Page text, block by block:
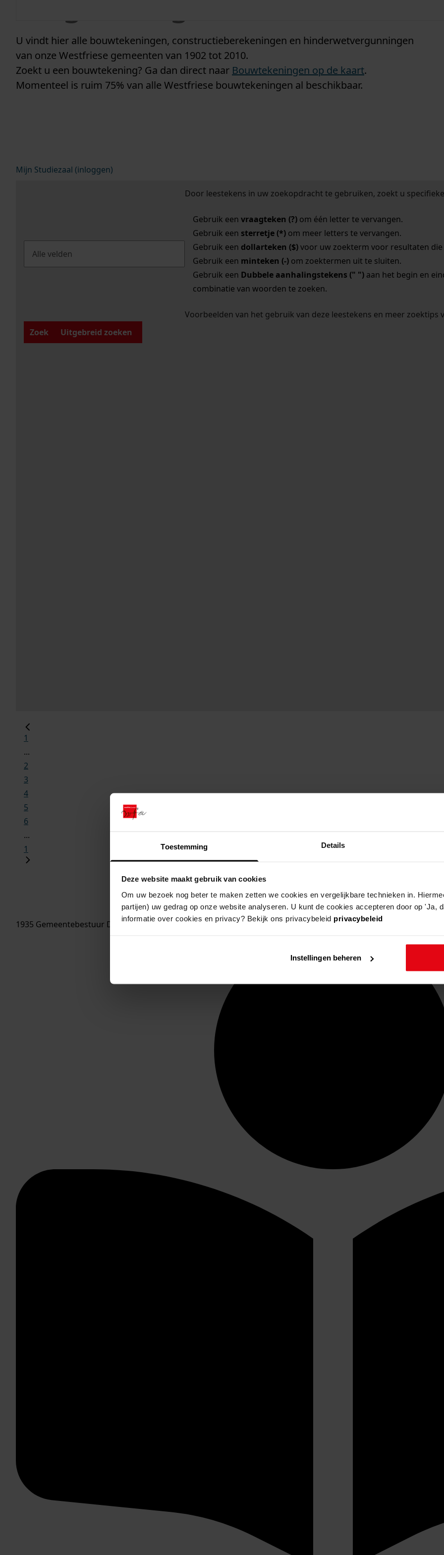
Toestemming Details
Deze website maakt gebruik van cookies
Om uw bezoek nog beter te maken zetten we cookies en vergelijkbare technieken in.
partijen) uw gedrag op onze website analyseren. U kunt de cookies accepteren door op 'Ja,
informatie over cookies en privacy? Bekijk ons privacybeleid privacybeleid
Instellingen beheren
U vindt hier alle bouwtekeningen, constructieberekeningen en hinderwetvergunningen
van onze Westfriese gemeenten van 1902 tot 2010.
Zoekt u een bouwtekening? Ga dan direct naar Bouwtekeningen op de kaart.
Momenteel is ruim 75% van alle Westfriese bouwtekeningen al beschikbaar.
Mijn Studiezaal (inloggen)
Door leestekens in uw zoekopdracht te gebruiken, zoekt u
Gebruik een vraagteken (?)om één letter te vervangen.
Gebruik een sterretje (*)om meer letters te vervangen.
Gebruik een dollarteken ($)voor uw zoekterm voor resultaten die
Gebruik een minteken (-)om zoektermen uit te sluiten.
Gebruik een Dubbele aanhalingstekens (" ")aan het begin en
combinatie van woorden te zoeken.
Voorbeelden van het gebruik van deze leestekens en meer zoektips
Zoek
Uitgebreid zoeken
1
...
2
3
4
5
6
...
1
1935 Gemeentebestuur Drechterland